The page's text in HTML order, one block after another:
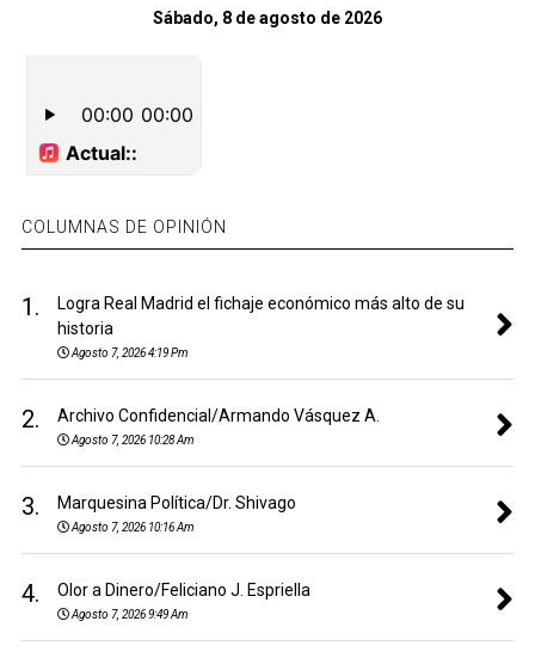
Sábado, 8 de agosto de 2026
COLUMNAS DE OPINIÓN
1.
Logra Real Madrid el fichaje económico más alto de su
historia
Agosto 7, 2026 4:19 Pm
2. Archivo Confidencial/Armando Vásquez A.
Agosto 7, 2026 10:28 Am
3. Marquesina Política/Dr. Shivago
Agosto 7, 2026 10:16 Am
4. Olor a Dinero/Feliciano J. Espriella
Agosto 7, 2026 9:49 Am